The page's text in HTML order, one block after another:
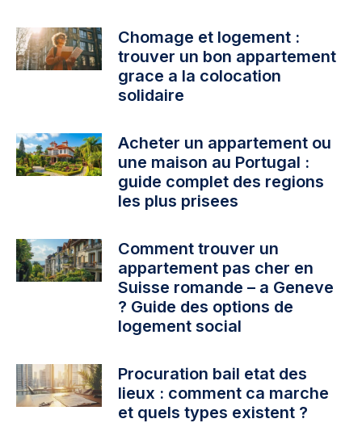
Chomage et logement :
trouver un bon appartement
grace a la colocation
solidaire
Acheter un appartement ou
une maison au Portugal :
guide complet des regions
les plus prisees
Comment trouver un
appartement pas cher en
Suisse romande – a Geneve
? Guide des options de
logement social
Procuration bail etat des
lieux : comment ca marche
et quels types existent ?